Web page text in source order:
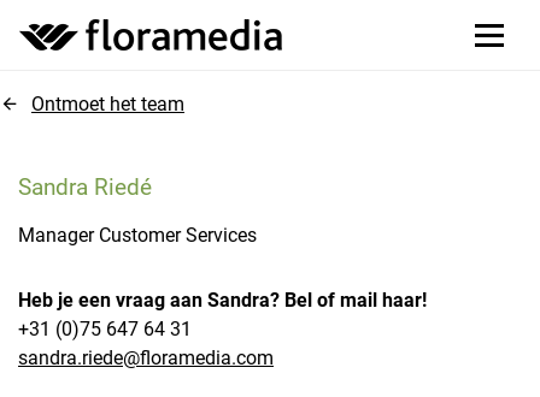
Ontmoet het team
Sandra Riedé
Manager Customer Services
Heb je een vraag aan Sandra? Bel of mail haar!
+31 (0)75 647 64 31
sandra.riede@floramedia.com